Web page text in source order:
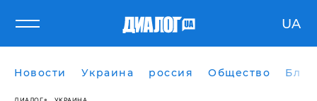
UA
Новости Украина россия Общество